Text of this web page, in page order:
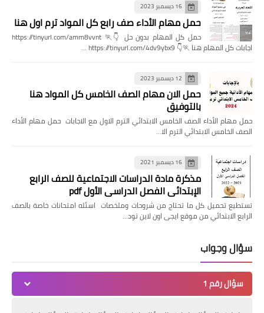
16 ديسمبر 2023
حمل مهام الأداء صف رابع كل المواد ترم اول هنا
حمل كل المهام بدون حل 👇🏃 https://tinyurl.com/amm8vvnt
اجابات كل المهام هنا 🏃👇 https://tinyurl.com/4dv9ybx9 …
12 ديسمبر 2023
حمل الان مهام الصف الخامس كل المواد هنا
بالتوفيق
حمل مهام الأداء الصف الخامس الابتدائي الترم الاول مع الاجابات حمل مهام الأداء
الصف الخامس الابتدائي الترم الا…
16 ديسمبر 2021
مذكرة مادة الدراسات الاجتماعية للصف الرابع
الإبتدائي الفصل الدراسي الأول pdf
تستطيع تحميل كل ما تحتاج من شروحات وملخصات اسئله امتحانات خاصة بالصف
الرابع الابتدائي من موقع ايجى اون لاين تود…
سؤال وجواب
سؤال رقم 1